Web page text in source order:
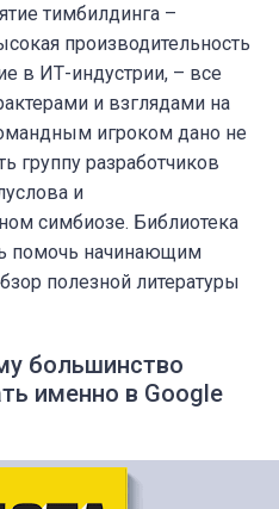
тимбилдинга –
производительность
в ИТ-индустрии, – все
и взглядами на
игроком дано не
группу разработчиков
и
симбиозе. Библиотека
помочь начинающим
полезной литературы
большинство
именно в Google